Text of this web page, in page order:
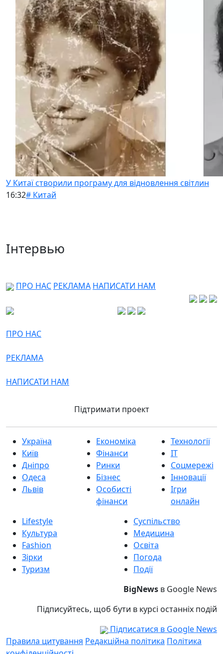
У Китаї створили програму для відновлення світлин
16:32# Китай
Інтервью
ПРО НАС РЕКЛАМА НАПИСАТИ НАМ
ПРО НАС
РЕКЛАМА
НАПИСАТИ НАМ
Підтримати проект
Україна
Київ
Дніпро
Одеса
Львів
Економіка
Фінанси
Ринки
Бізнес
Особисті
фінанси
Технології
IT
Соцмережі
Інновації
Ігри
онлайн
Lifestyle
Культура
Fashion
Зірки
Туризм
Суспільство
Медицина
Освіта
Погода
Події
BigNews в Google News
Підписуйтесь, щоб бути в курсі останніх подій
Підписатися в Google News
Правила цитування Редакційна політика Політика